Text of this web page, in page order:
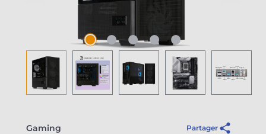
Gaming Partager